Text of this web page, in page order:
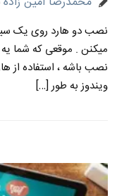
نصب دو هارد روی یک
میکنن . موقعی که شما یه
نصب باشه ، استفاده از
ویندوز به طور […]